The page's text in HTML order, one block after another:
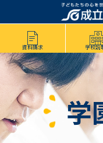
資料請求 学校説
学